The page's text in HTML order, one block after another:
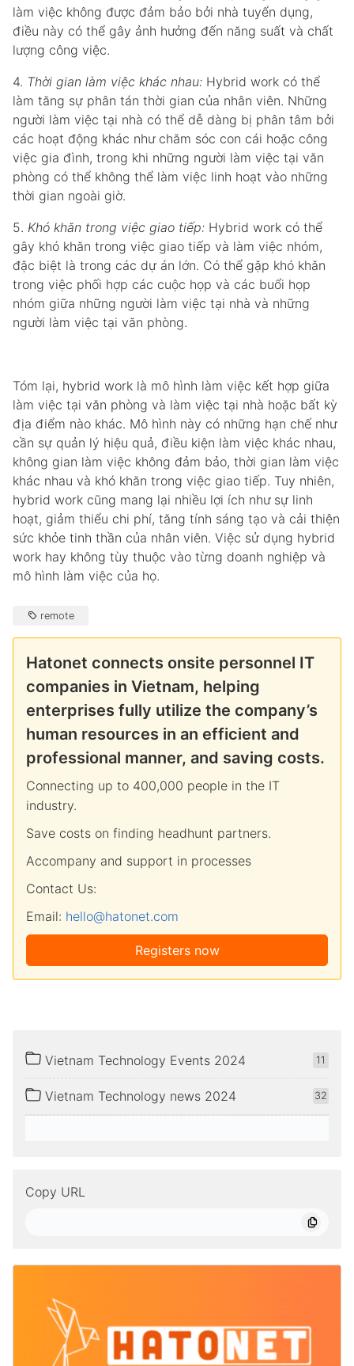
làm việc không được đảm bảo bởi nhà tuyển dụng,
điều này có thể gây ảnh hưởng đến năng suất và chất
lượng công việc.
4. Thời gian làm việc khác nhau: Hybrid work có thể
làm tăng sự phân tán thời gian của nhân viên. Những
người làm việc tại nhà có thể dễ dàng bị phân tâm bởi
các hoạt động khác như chăm sóc con cái hoặc công
việc gia đình, trong khi những người làm việc tại văn
phòng có thể không thể làm việc linh hoạt vào những
thời gian ngoài giờ.
5. Khó khăn trong việc giao tiếp: Hybrid work có thể
gây khó khăn trong việc giao tiếp và làm việc nhóm,
đặc biệt là trong các dự án lớn. Có thể gặp khó khăn
trong việc phối hợp các cuộc họp và các buổi họp
nhóm giữa những người làm việc tại nhà và những
người làm việc tại văn phòng.
Tóm lại, hybrid work là mô hình làm việc kết hợp giữa
làm việc tại văn phòng và làm việc tại nhà hoặc bất kỳ
địa điểm nào khác. Mô hình này có những hạn chế như
cần sự quản lý hiệu quả, điều kiện làm việc khác nhau,
không gian làm việc không đảm bảo, thời gian làm việc
khác nhau và khó khăn trong việc giao tiếp. Tuy nhiên,
hybrid work cũng mang lại nhiều lợi ích như sự linh
hoạt, giảm thiểu chi phí, tăng tính sáng tạo và cải thiện
sức khỏe tinh thần của nhân viên. Việc sử dụng hybrid
work hay không tùy thuộc vào từng doanh nghiệp và
mô hình làm việc của họ.
remote
Hatonet connects onsite personnel IT
companies in Vietnam, helping
enterprises fully utilize the company’s
human resources in an efficient and
professional manner, and saving costs.
Connecting up to 400,000 people in the IT
industry.
Save costs on finding headhunt partners.
Accompany and support in processes
Contact Us:
Email: hello@hatonet.com
Registers now
Vietnam Technology Events 2024 11
Vietnam Technology news 2024 32
Copy URL